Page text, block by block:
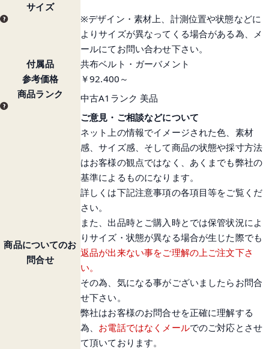
サイズ
※デザイン・素材上、計測位置や状態などに
よりサイズが異なってくる場合がある為、メ
ールにてお問い合わせ下さい。
付属品
共布ベルト・ガーバメント
参考価格
￥92.400～
商品ランク
中古A1ランク 美品
商品についてのお
問合せ
ご意見・ご相談などについて
ネット上の情報でイメージされた色、素材
感、サイズ感、そして商品の状態や採寸方法
はお客様の観点ではなく、あくまでも弊社の
基準によるものになります。
詳しくは下記注意事項の各項目等をご覧くだ
さい。
また、出品時とご購入時とでは保管状況によ
りサイズ・状態が異なる場合が生じた際でも
返品が出来ない事をご理解の上ご注文下さ
い。
その為、気になる事がございましたらお問合
せ下さい。
弊社はお客様のお問合せを正確に理解する
為、 お電話ではなくメールでのご対応とさせ
て頂いております。